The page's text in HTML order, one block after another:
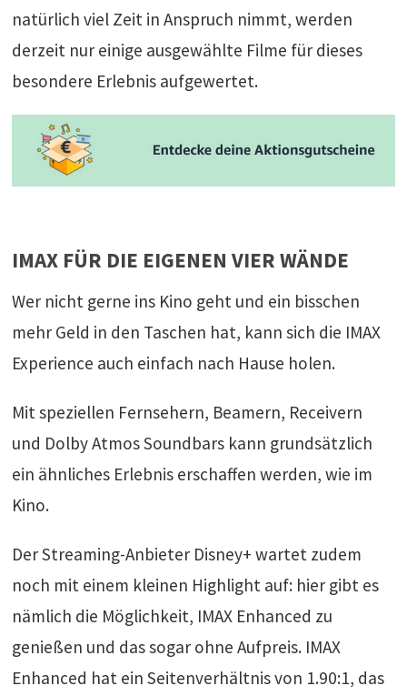
natürlich viel Zeit in Anspruch nimmt, werden
derzeit nur einige ausgewählte Filme für dieses
besondere Erlebnis aufgewertet.
IMAX FÜR DIE EIGENEN VIER WÄNDE
Wer nicht gerne ins Kino geht und ein bisschen
mehr Geld in den Taschen hat, kann sich die IMAX
Experience auch einfach nach Hause holen.
Mit speziellen Fernsehern, Beamern, Receivern
und Dolby Atmos Soundbars kann grundsätzlich
ein ähnliches Erlebnis erschaffen werden, wie im
Kino.
Der Streaming-Anbieter Disney+ wartet zudem
noch mit einem kleinen Highlight auf: hier gibt es
nämlich die Möglichkeit, IMAX Enhanced zu
genießen und das sogar ohne Aufpreis. IMAX
Enhanced hat ein Seitenverhältnis von 1.90:1, das